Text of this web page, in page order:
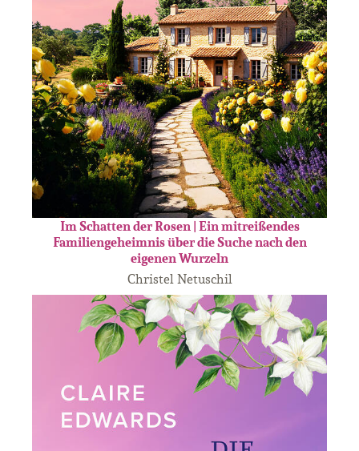
Im Schatten der Rosen | Ein mitreißendes
Familiengeheimnis über die Suche nach den
eigenen Wurzeln
Christel Netuschil